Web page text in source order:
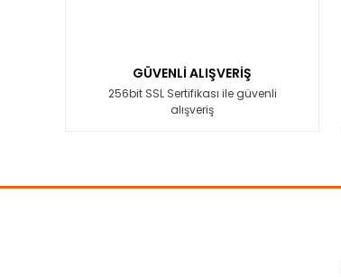
Ürün bilgilerinde hatalar bulunuyor.
Ürün fiyatı diğer sitelerden daha pahalı.
GÜVENLİ ALIŞVERİŞ
256bit SSL Sertifikası ile güvenli
alışveriş